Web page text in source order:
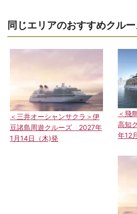
同じエリアのおすすめクル
＜三井オーシャンサクラ＞伊
豆諸島周遊クルーズ 2027年
1月14日（木)発
＜飛
高知
年12